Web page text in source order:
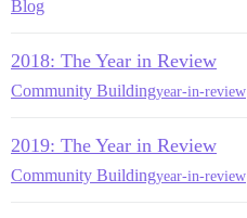
Blog
2018: The Year in Review
Community Buildingyear-in-review
2019: The Year in Review
Community Buildingyear-in-review